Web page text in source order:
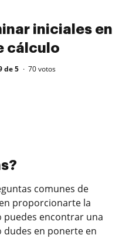
iniciales en
cálculo
de 5 70votos
comunes de
proporcionarte la
puedes encontrar una
en ponerte en